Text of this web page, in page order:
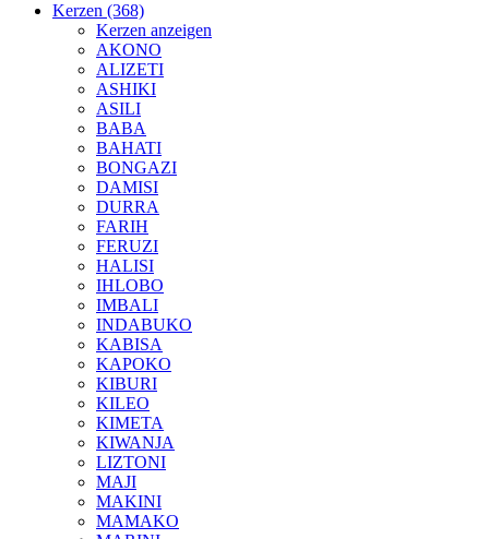
Kerzen (368)
Kerzen anzeigen
AKONO
ALIZETI
ASHIKI
ASILI
BABA
BAHATI
BONGAZI
DAMISI
DURRA
FARIH
FERUZI
HALISI
IHLOBO
IMBALI
INDABUKO
KABISA
KAPOKO
KIBURI
KILEO
KIMETA
KIWANJA
LIZTONI
MAJI
MAKINI
MAMAKO